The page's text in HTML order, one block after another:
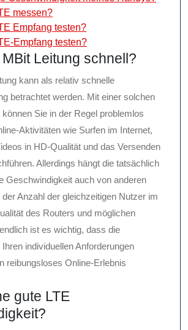
messen?
Empfang testen?
Empfang testen?
Leitung schnell?
kann als relativ schnelle
betrachtet werden. Mit einer solchen
Sie in der Regel problemlos
Aktivitäten wie Surfen im Internet,
in HD-Qualität und das Versenden
Allerdings hängt die tatsächlich
Geschwindigkeit auch von anderen
Anzahl der gleichzeitigen Nutzer im
des Routers und möglichen
ist es wichtig, dass die
individuellen Anforderungen
reibungsloses Online-Erlebnis
gute LTE